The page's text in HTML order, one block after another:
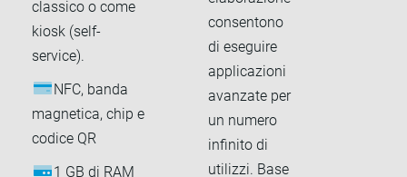
classico o come
kiosk (self-
service).
NFC, banda
magnetica, chip e
codice QR
1 GB di RAM
consentono
di eseguire
applicazioni
avanzate per
un numero
infinito di
utilizzi. Base